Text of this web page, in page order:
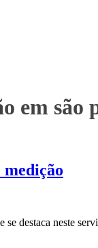
em são
destaca neste